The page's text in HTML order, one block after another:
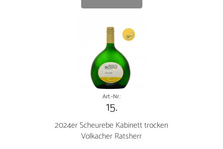
Art.-Nr.:
15.
2024er Scheurebe Kabinett trocken
Volkacher Ratsherr